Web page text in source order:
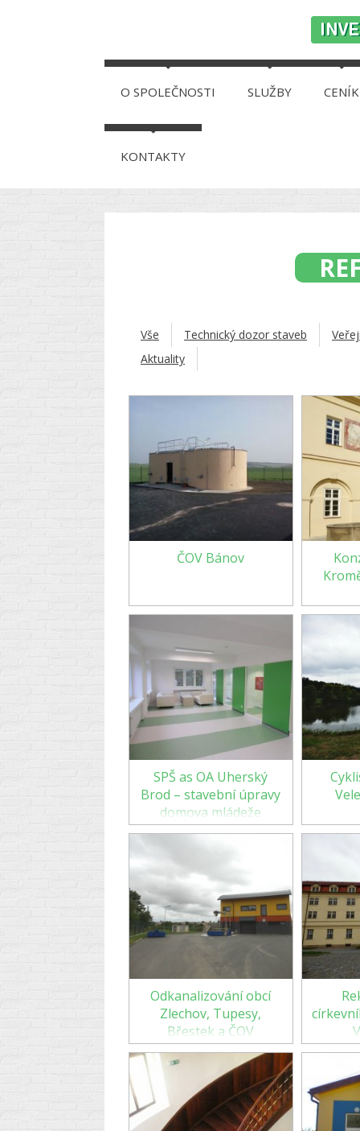
O SPOLEČNOSTI SLUŽBY CENÍK
KONTAKTY
Vše Technický dozor staveb
Aktuality
ČOV Bánov
SPŠ as OA Uherský
Brod – stavební úpravy
domova mládeže
Odkanalizování obcí
Zlechov, Tupesy,
Břestek a ČOV